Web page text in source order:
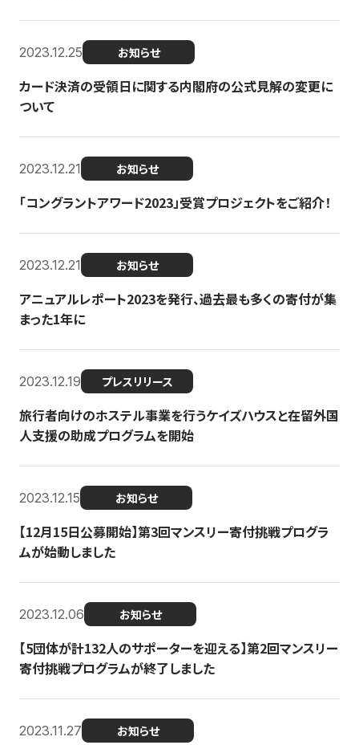
2023.12.25 お知らせ
カード決済の受領日に関する内閣府の公式見解の変更に
ついて
2023.12.21 お知らせ
「コングラントアワード2023」受賞プロジェクトをご紹介！
2023.12.21 お知らせ
アニュアルレポート2023を発行、過去最も多くの寄付が集
まった1年に
2023.12.19 プレスリリース
旅行者向けのホステル事業を行うケイズハウスと在留外国
人支援の助成プログラムを開始
2023.12.15 お知らせ
【12月15日公募開始】第3回マンスリー寄付挑戦プログラ
ムが始動しました
2023.12.06 お知らせ
【5団体が計132人のサポーターを迎える】第2回マンスリー
寄付挑戦プログラムが終了しました
2023.11.27 お知らせ